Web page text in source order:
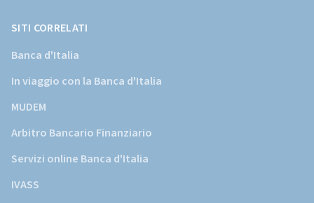
SITI CORRELATI
Banca d'Italia
In viaggio con la Banca d'Italia
MUDEM
Arbitro Bancario Finanziario
Servizi online Banca d'Italia
IVASS